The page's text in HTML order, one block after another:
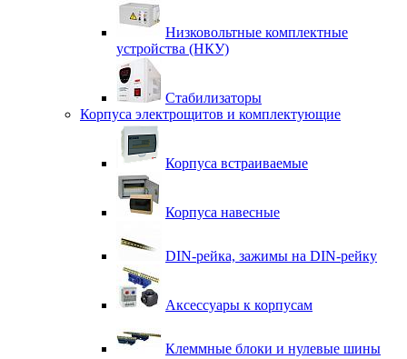
Низковольтные комплектные
устройства (НКУ)
Стабилизаторы
Корпуса электрощитов и комплектующие
Корпуса встраиваемые
Корпуса навесные
DIN-рейка, зажимы на DIN-рейку
Аксессуары к корпусам
Клеммные блоки и нулевые шины